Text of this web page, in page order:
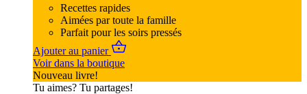
Recettes rapides
Aimées par toute la famille
Parfait pour les soirs pressés
Ajouter au panier
Voir dans la boutique
Nouveau livre!
Tu aimes? Tu partages!